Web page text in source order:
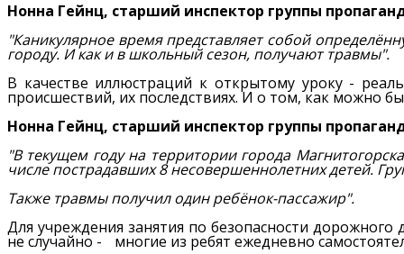
Нонна Гейнц, старший инспектор группы
"Каникулярное время представляет собой
городу. И как и в школьный сезон, получают травмы".
В качестве иллюстраций к открытому уроку -
происшествий, их последствиях. И о том, как можно
Нонна Гейнц, старший инспектор группы
"В текущем году на территории города
числе пострадавших 8 несовершеннолетних детей.
Также травмы получил один ребёнок-пассажир".
Для учреждения занятия по безопасности
не случайно - многие из ребят ежедневно